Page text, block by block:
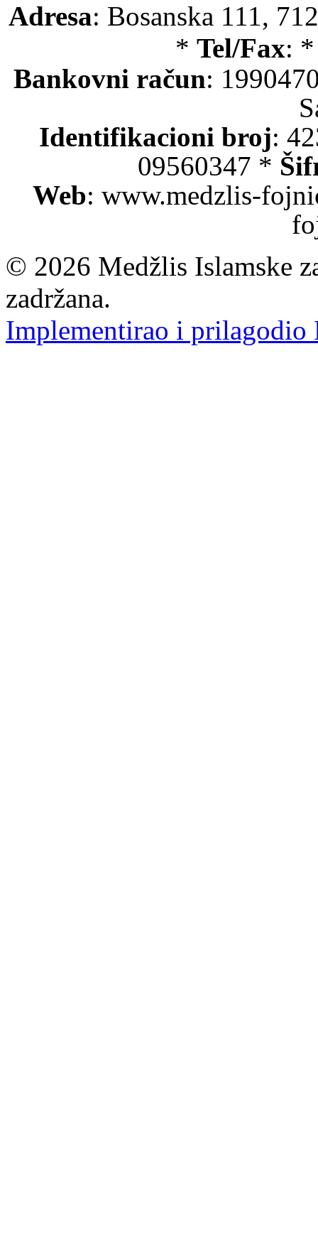
Adresa: Bosanska 111,
* Tel/Fax:
Bankovni račun:
Identifikacioni broj:
09560347 *
Web: www.medzlis-
© 2026 Medžlis Islamske
zadržana.
Implementirao i prilagodio